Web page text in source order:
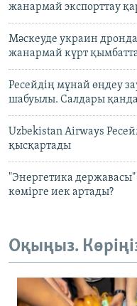
жанармай экспорттау
Мәскеуде украин
жанармай күрт
Ресейдің мұнай өңдеу
шабуылы. Салдары
Uzbekistan Airways
қысқартады
"Энергетика державасы"
көмірге иек артады?
Оқыңыз.